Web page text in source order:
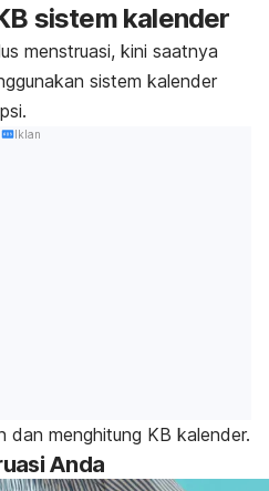
sistem kalender
menstruasi, kini saatnya
sistem kalender
Iklan
dan menghitung KB kalender.
Anda